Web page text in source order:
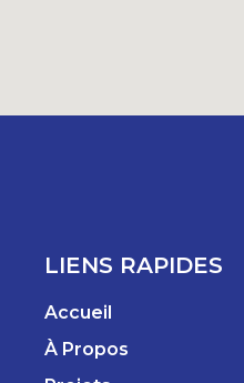
LIENS RAPIDES
Accueil
À Propos